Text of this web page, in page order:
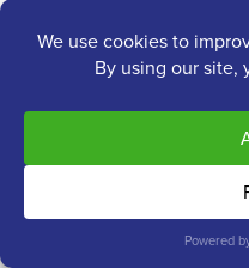
Prenumerera på
Vanliga frågor